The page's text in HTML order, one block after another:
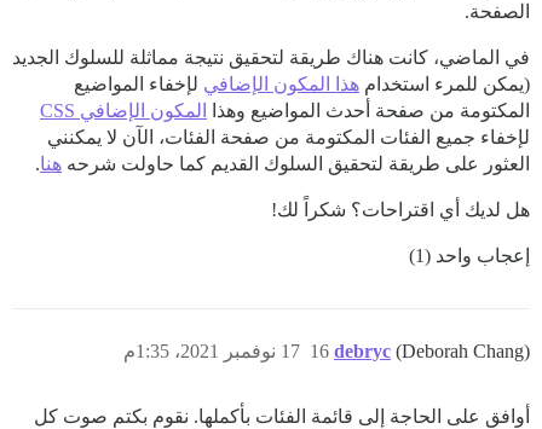
الصفحة.
في الماضي، كانت هناك طريقة لتحقيق نتيجة مماثلة للسلوك الجديد
(يمكن للمرء استخدام هذا المكون الإضافي لإخفاء المواضيع
المكتومة من صفحة أحدث المواضيع وهذا
المكون الإضافي CSS
لإخفاء جميع الفئات المكتومة من صفحة الفئات، الآن لا يمكنني
العثور على طريقة لتحقيق السلوك القديم كما حاولت شرحه هنا.
هل لديك أي اقتراحات؟ شكراً لك!
إعجاب واحد (1)
debryc (Deborah Chang) 17 نوفمبر 2021، 1:35م 16
أوافق على الحاجة إلى قائمة الفئات بأكملها. نقوم بكتم صوت كل